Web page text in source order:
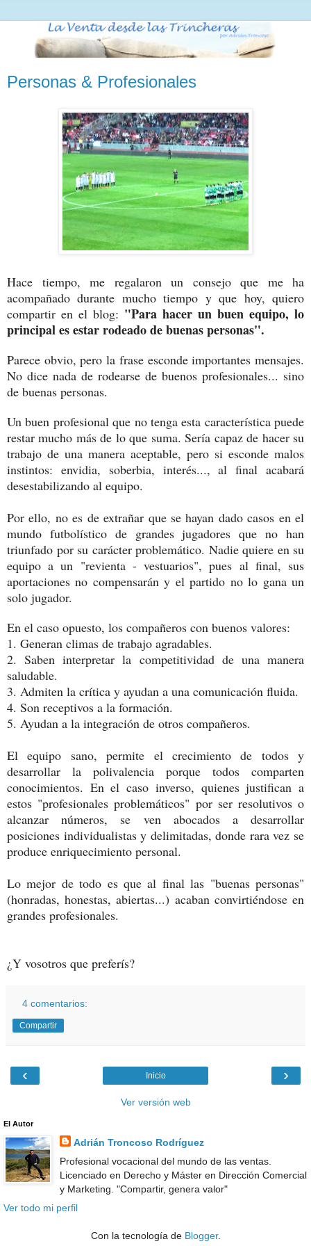
Personas & Profesionales
Hace tiempo, me regalaron un consejo que me ha
acompañado durante mucho tiempo y que hoy, quiero
compartir en el blog: "Para hacer un buen equipo, lo
principal es estar rodeado de buenas personas".
Parece obvio, pero la frase esconde importantes mensajes.
No dice nada de rodearse de buenos profesionales... sino
de buenas personas.
Un buen profesional que no tenga esta característica puede
restar mucho más de lo que suma. Sería capaz de hacer su
trabajo de una manera aceptable, pero si esconde malos
instintos: envidia, soberbia, interés..., al final acabará
desestabilizando al equipo.
Por ello, no es de extrañar que se hayan dado casos en el
mundo futbolístico de grandes jugadores que no han
triunfado por su carácter problemático. Nadie quiere en su
equipo a un "revienta - vestuarios", pues al final, sus
aportaciones no compensarán y el partido no lo gana un
solo jugador.
En el caso opuesto, los compañeros con buenos valores:
1. Generan climas de trabajo agradables.
2. Saben interpretar la competitividad de una manera
saludable.
3. Admiten la crítica y ayudan a una comunicación fluida.
4. Son receptivos a la formación.
5. Ayudan a la integración de otros compañeros.
El equipo sano, permite el crecimiento de todos y
desarrollar la polivalencia porque todos comparten
conocimientos. En el caso inverso, quienes justifican a
estos "profesionales problemáticos" por ser resolutivos o
alcanzar números, se ven abocados a desarrollar
posiciones individualistas y delimitadas, donde rara vez se
produce enriquecimiento personal.
Lo mejor de todo es que al final las "buenas personas"
(honradas, honestas, abiertas...) acaban convirtiéndose en
grandes profesionales.
¿Y vosotros que preferís?
4 comentarios:
Compartir
‹ ›
Inicio
Ver versión web
El Autor
Adrián Troncoso Rodríguez
Profesional vocacional del mundo de las ventas.
Licenciado en Derecho y Máster en Dirección Comercial
y Marketing. "Compartir, genera valor"
Ver todo mi perfil
Con la tecnología de Blogger.